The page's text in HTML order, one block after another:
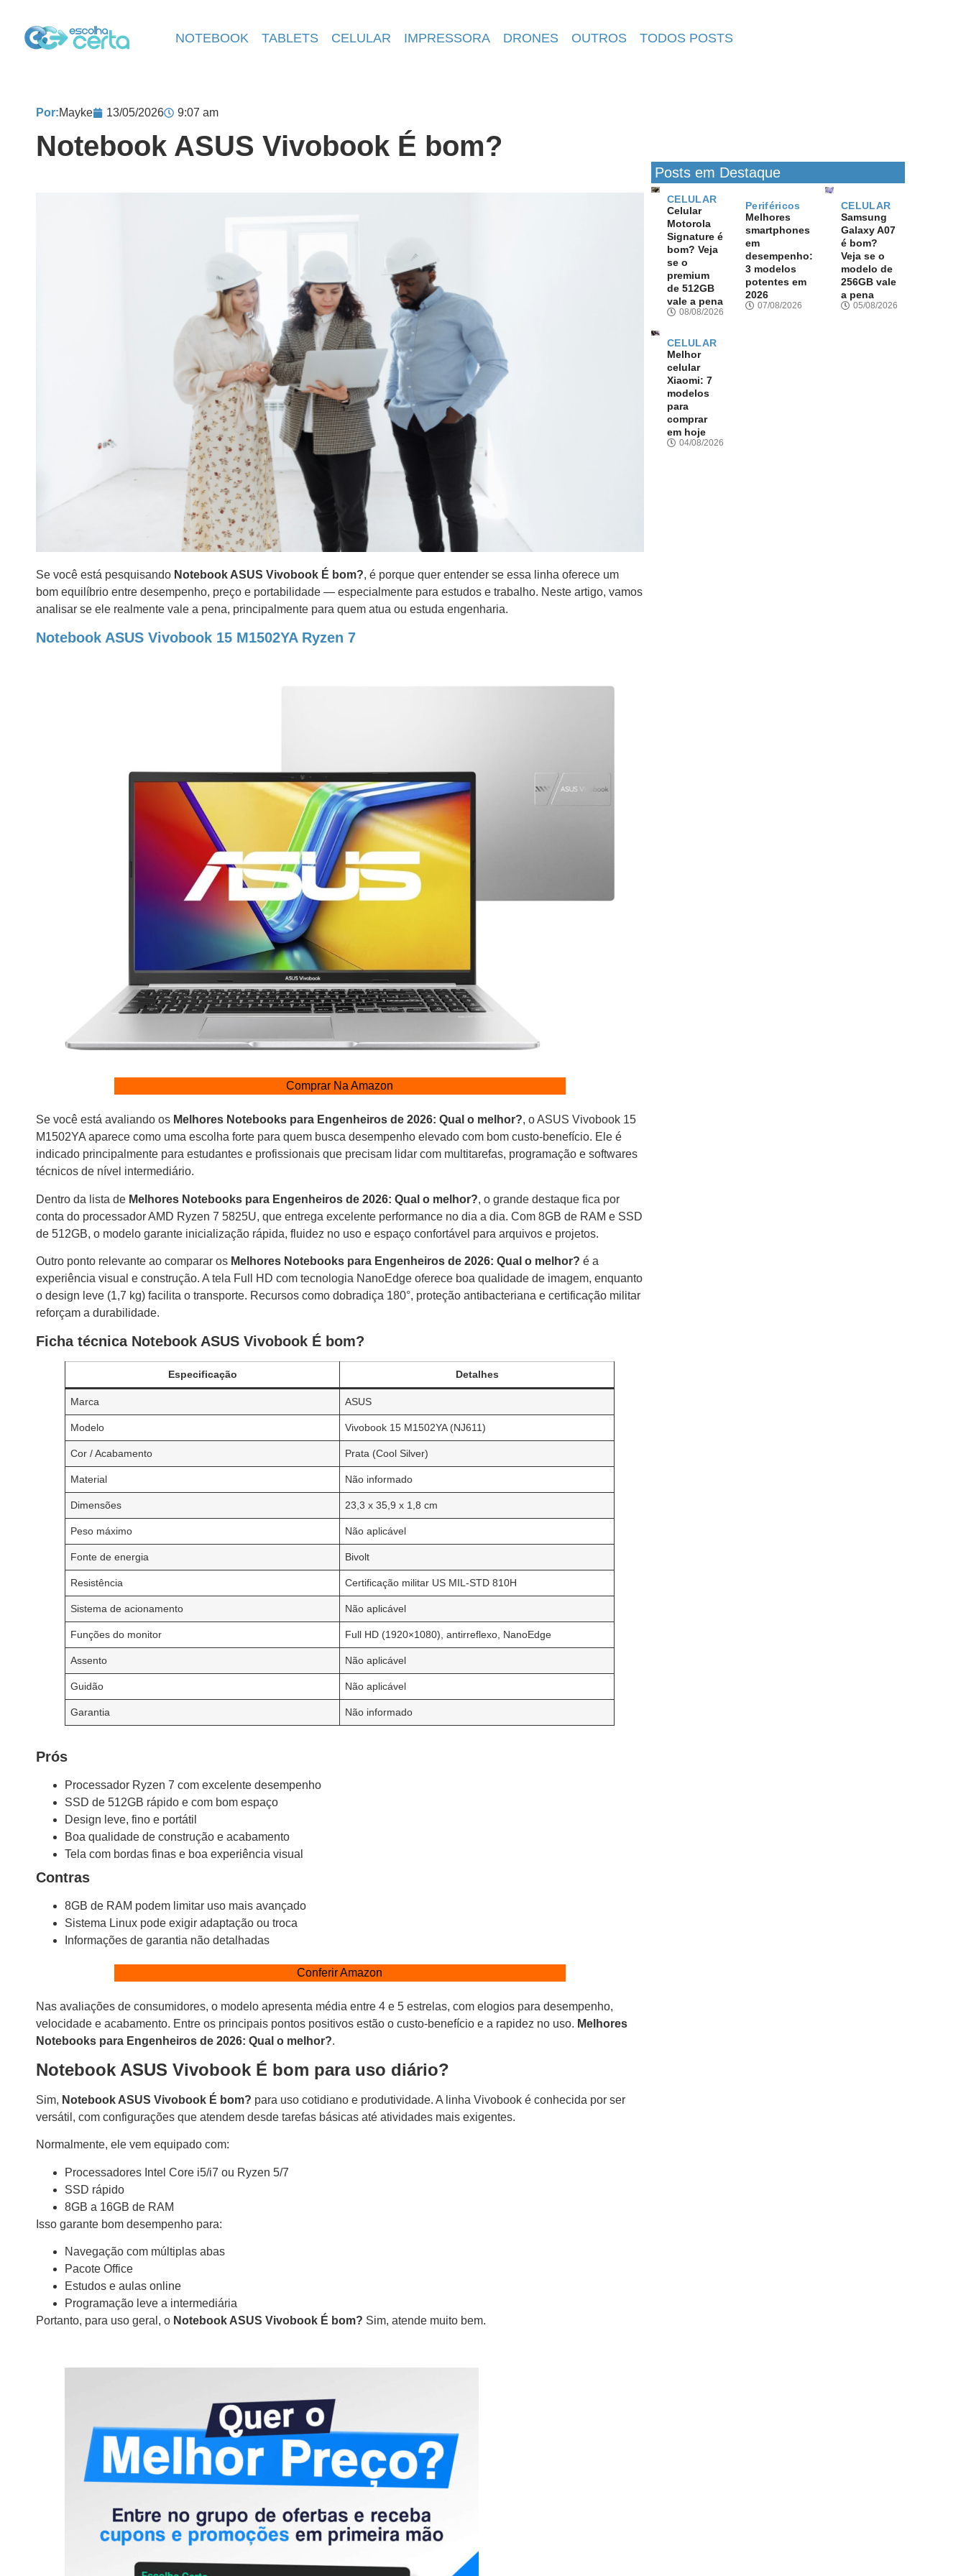
NOTEBOOK TABLETS CELULAR IMPRESSORA DRONES OUTROS TODOS POSTS
Por:Mayke 13/05/2026 9:07 am
Notebook ASUS Vivobook É bom?
Se você está pesquisando Notebook ASUS Vivobook É bom?, é porque quer entender se essa linha oferece um
bom equilíbrio entre desempenho, preço e portabilidade — especialmente para estudos e trabalho. Neste artigo, vamos
analisar se ele realmente vale a pena, principalmente para quem atua ou estuda engenharia.
Notebook ASUS Vivobook 15 M1502YA Ryzen 7
Comprar Na Amazon
Se você está avaliando os Melhores Notebooks para Engenheiros de 2026: Qual o melhor?, o ASUS Vivobook 15
M1502YA aparece como uma escolha forte para quem busca desempenho elevado com bom custo-benefício. Ele é
indicado principalmente para estudantes e profissionais que precisam lidar com multitarefas, programação e softwares
técnicos de nível intermediário.
Dentro da lista de Melhores Notebooks para Engenheiros de 2026: Qual o melhor?, o grande destaque fica por
conta do processador AMD Ryzen 7 5825U, que entrega excelente performance no dia a dia. Com 8GB de RAM e SSD
de 512GB, o modelo garante inicialização rápida, fluidez no uso e espaço confortável para arquivos e projetos.
Outro ponto relevante ao comparar os Melhores Notebooks para Engenheiros de 2026: Qual o melhor? é a
experiência visual e construção. A tela Full HD com tecnologia NanoEdge oferece boa qualidade de imagem, enquanto
o design leve (1,7 kg) facilita o transporte. Recursos como dobradiça 180°, proteção antibacteriana e certificação militar
reforçam a durabilidade.
Ficha técnica Notebook ASUS Vivobook É bom?
Especificação Detalhes
Marca ASUS
Modelo Vivobook 15 M1502YA (NJ611)
Cor / Acabamento Prata (Cool Silver)
Material Não informado
Dimensões 23,3 x 35,9 x 1,8 cm
Peso máximo Não aplicável
Fonte de energia Bivolt
Resistência Certificação militar US MIL-STD 810H
Sistema de acionamento Não aplicável
Funções do monitor Full HD (1920×1080), antirreflexo, NanoEdge
Assento Não aplicável
Guidão Não aplicável
Garantia Não informado
Prós
Processador Ryzen 7 com excelente desempenho
SSD de 512GB rápido e com bom espaço
Design leve, fino e portátil
Boa qualidade de construção e acabamento
Tela com bordas finas e boa experiência visual
Contras
8GB de RAM podem limitar uso mais avançado
Sistema Linux pode exigir adaptação ou troca
Informações de garantia não detalhadas
Conferir Amazon
Nas avaliações de consumidores, o modelo apresenta média entre 4 e 5 estrelas, com elogios para desempenho,
velocidade e acabamento. Entre os principais pontos positivos estão o custo-benefício e a rapidez no uso. Melhores
Notebooks para Engenheiros de 2026: Qual o melhor?.
Notebook ASUS Vivobook É bom para uso diário?
Sim, Notebook ASUS Vivobook É bom? para uso cotidiano e produtividade. A linha Vivobook é conhecida por ser
versátil, com configurações que atendem desde tarefas básicas até atividades mais exigentes.
Normalmente, ele vem equipado com:
Processadores Intel Core i5/i7 ou Ryzen 5/7
SSD rápido
8GB a 16GB de RAM
Isso garante bom desempenho para:
Navegação com múltiplas abas
Pacote Office
Estudos e aulas online
Programação leve a intermediária
Portanto, para uso geral, o Notebook ASUS Vivobook É bom? Sim, atende muito bem.
Posts em Destaque
CELULAR
Celular
Motorola
Signature é
bom? Veja
se o
premium
de 512GB
vale a pena
08/08/2026
Periféricos
Melhores
smartphones
em
desempenho:
3 modelos
potentes em
2026
07/08/2026
CELULAR
Samsung
Galaxy A07
é bom?
Veja se o
modelo de
256GB vale
a pena
05/08/2026
CELULAR
Melhor
celular
Xiaomi: 7
modelos
para
comprar
em hoje
04/08/2026